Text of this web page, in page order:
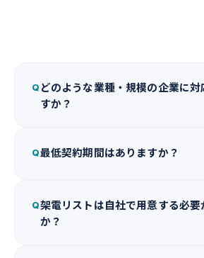
Q どのような業種・規模の企業に対
すか？
材・製造・不動産・金融など多様な
Q最低契約期間はありますか？
も可能ですので、まずはお問い合わ
Q架電リストは自社で用意する必
か？